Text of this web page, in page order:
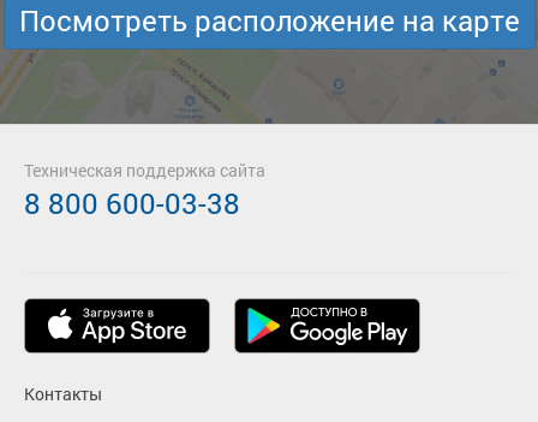
Посмотреть расположение на карте
Контакты
Техническая поддержка сайта
8 800 600-03-38